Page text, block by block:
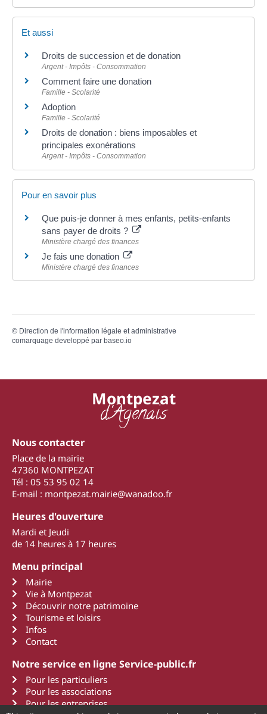
Et aussi
Droits de succession et de donation
Argent - Impôts - Consommation
Comment faire une donation
Famille - Scolarité
Adoption
Famille - Scolarité
Droits de donation : biens imposables et
principales exonérations
Argent - Impôts - Consommation
Pour en savoir plus
Que puis-je donner à mes enfants, petits-enfants
sans payer de droits ?
Ministère chargé des finances
Je fais une donation
Ministère chargé des finances
© Direction de l'information légale et administrative
comarquage developpé par baseo.io
Montpezat
d'Agenais
Nous contacter
Place de la mairie
47360 MONTPEZAT
Tél : 05 53 95 02 14
E-mail : montpezat.mairie@wanadoo.fr
Heures d'ouverture
Mardi et Jeudi
de 14 heures à 17 heures
Menu principal
Mairie
Vie à Montpezat
Découvrir notre patrimoine
Tourisme et loisirs
Infos
Contact
Notre service en ligne Service-public.fr
Pour les particuliers
Pour les associations
Pour les entreprises